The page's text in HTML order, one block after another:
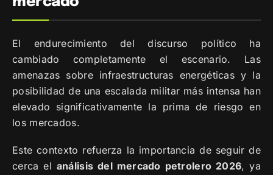
El endurecimiento del discurso político ha
cambiado completamente el escenario. Las
amenazas sobre infraestructuras energéticas y la
posibilidad de una escalada militar más intensa han
elevado significativamente la prima de riesgo en
los mercados.
Este contexto refuerza la importancia de seguir de
cerca el análisis del mercado petrolero 2026, ya